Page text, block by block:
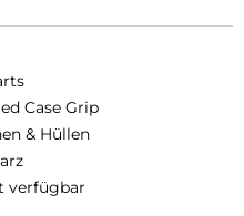
Case Grip
& Hüllen
verfügbar